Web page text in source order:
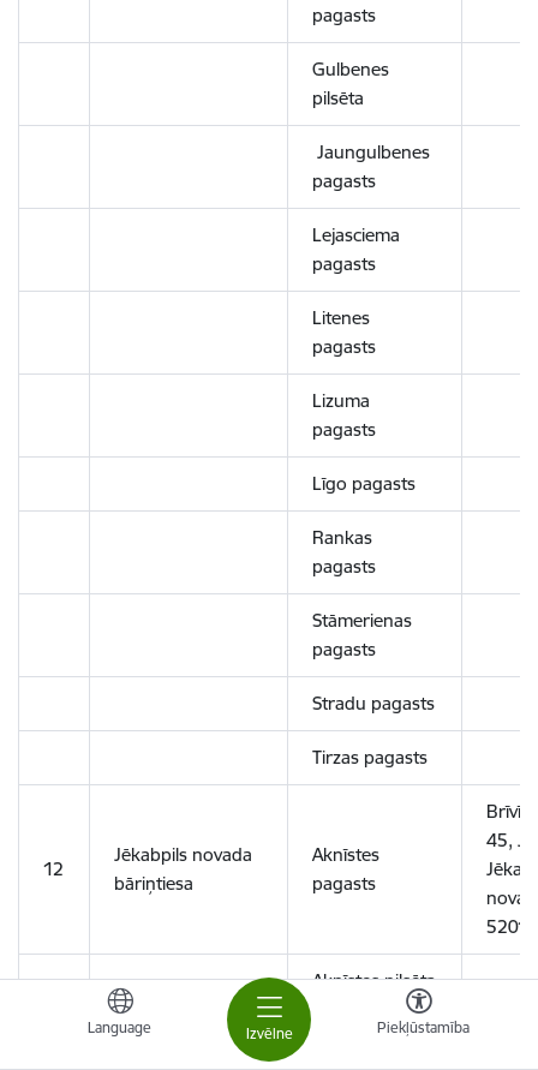
Izvēlne
Language Piekļūstamība
pagasts
Gulbenes
pilsēta
Jaungulbenes
pagasts
Lejasciema
pagasts
Litenes
pagasts
Lizuma
pagasts
Līgo pagasts
Rankas
pagasts
Stāmerienas
pagasts
Stradu pagasts
Tirzas pagasts
12
Jēkabpils novada
bāriņtiesa
Aknīstes
pagasts
45,
5201
Aknīstes pilsēta
Asares pagasts